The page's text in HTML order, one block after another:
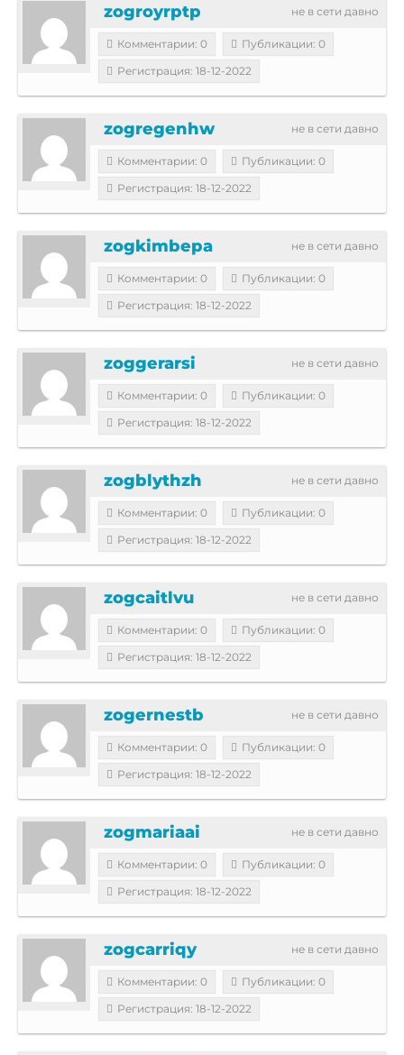
не в сети давно
zogroyrptp
Комментарии: 0
Публикации: 0
Регистрация: 18-12-2022
не в сети давно
zogregenhw
Комментарии: 0
Публикации: 0
Регистрация: 18-12-2022
не в сети давно
zogkimbepa
Комментарии: 0
Публикации: 0
Регистрация: 18-12-2022
не в сети давно
zoggerarsi
Комментарии: 0
Публикации: 0
Регистрация: 18-12-2022
не в сети давно
zogblythzh
Комментарии: 0
Публикации: 0
Регистрация: 18-12-2022
не в сети давно
zogcaitlvu
Комментарии: 0
Публикации: 0
Регистрация: 18-12-2022
не в сети давно
zogernestb
Комментарии: 0
Публикации: 0
Регистрация: 18-12-2022
не в сети давно
zogmariaai
Комментарии: 0
Публикации: 0
Регистрация: 18-12-2022
не в сети давно
zogcarriqy
Комментарии: 0
Публикации: 0
Регистрация: 18-12-2022